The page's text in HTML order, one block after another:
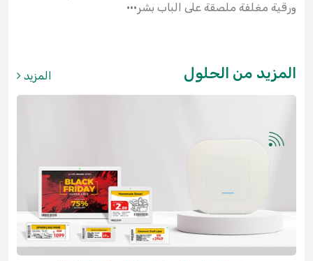
ورقية مغلفة ملصقة على الباب بشر···
المزيد من الحلول المزيد